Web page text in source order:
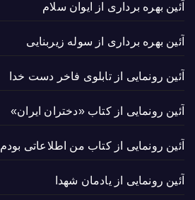
آئین بهره برداری از ایوان سلام
آئین بهره برداری از سوله زیربنایی
آئین رونمایی از تابلوی فاخر دست خدا
آئین رونمایی از کتاب «دختران ایران»
آئین رونمایی از کتاب من اطلاعاتی بودم
آئین رونمایی از یادمان شهدا